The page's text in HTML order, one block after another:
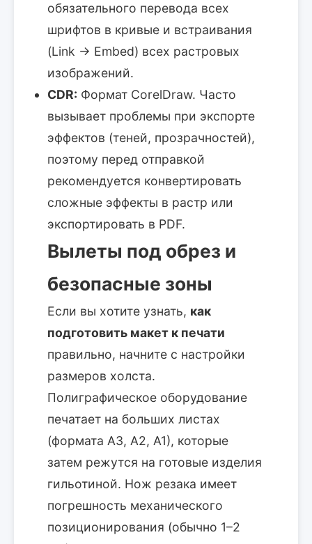
обязательного перевода всех
шрифтов в кривые и встраивания
(Link -> Embed) всех растровых
изображений.
CDR: Формат CorelDraw. Часто
вызывает проблемы при экспорте
эффектов (теней, прозрачностей),
поэтому перед отправкой
рекомендуется конвертировать
сложные эффекты в растр или
экспортировать в PDF.
Вылеты под обрез и
безопасные зоны
Если вы хотите узнать, как
подготовить макет к печати
правильно, начните с настройки
размеров холста.
Полиграфическое оборудование
печатает на больших листах
(формата А3, А2, А1), которые
затем режутся на готовые изделия
гильотиной. Нож резака имеет
погрешность механического
позиционирования (обычно 1–2